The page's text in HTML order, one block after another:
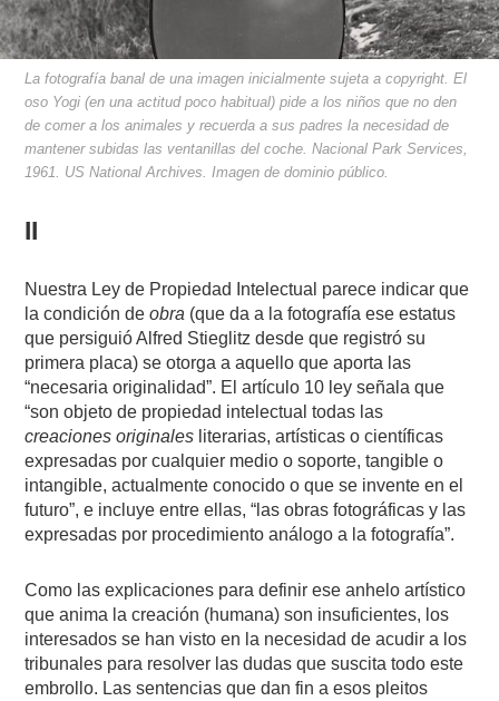
La fotografía banal de una imagen inicialmente sujeta a copyright. El
oso Yogi (en una actitud poco habitual) pide a los niños que no den
de comer a los animales y recuerda a sus padres la necesidad de
mantener subidas las ventanillas del coche. Nacional Park Services,
1961. US National Archives. Imagen de dominio público.
II
Nuestra Ley de Propiedad Intelectual parece indicar que
la condición deobra (que da a la fotografía ese estatus
que persiguió Alfred Stieglitz desde que registró su
primera placa) se otorga a aquello que aporta las
“necesaria originalidad”. El artículo 10 ley señala que
“son objeto de propiedad intelectual todas las
creaciones originales literarias, artísticas o científicas
expresadas por cualquier medio o soporte, tangible o
intangible, actualmente conocido o que se invente en el
futuro”, e incluye entre ellas, “las obras fotográficas y las
expresadas por procedimiento análogo a la fotografía”.
Como las explicaciones para definir ese anhelo artístico
que anima la creación (humana) son insuficientes, los
interesados se han visto en la necesidad de acudir a los
tribunales para resolver las dudas que suscita todo este
embrollo. Las sentencias que dan fin a esos pleitos